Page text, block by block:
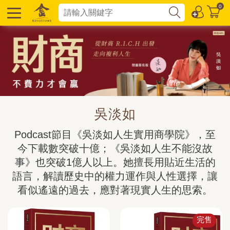
0
吳淡如
Podcast節目《吳淡如人生實用商學院》，至
今下載數突破十億；《吳淡如人生不能沒故
事》也突破1億人以上。她擅長用貼近生活的
語言，解讀歷史中的權力運作與人性選擇，讓
看似遙遠的過去，應對著現實人生的思索。
完售